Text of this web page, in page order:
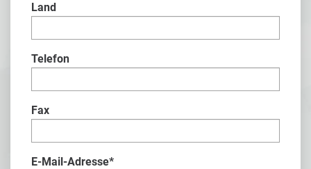
Land
Telefon
Fax
E-Mail-Adresse*